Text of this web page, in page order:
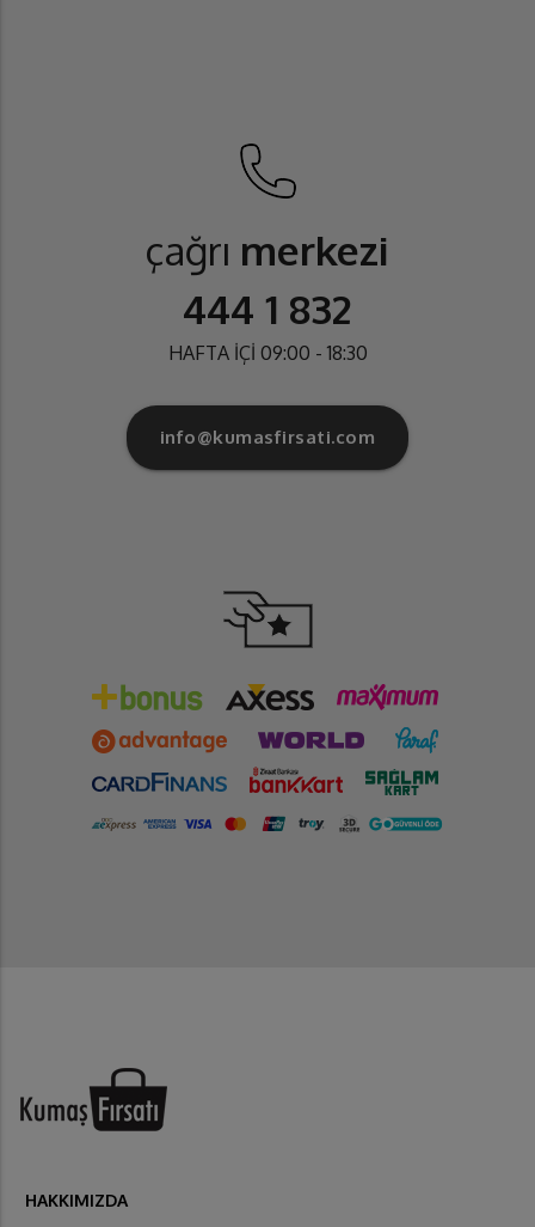
çağrı merkezi
444 1 832
HAFTA İÇİ 09:00 - 18:30
info@kumasfirsati.com
HAKKIMIZDA